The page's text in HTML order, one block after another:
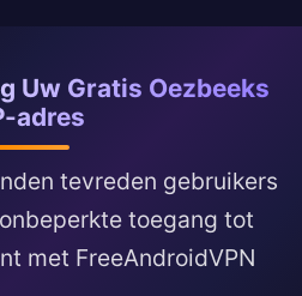
Uw Gratis Oezbeeks
adres
tevreden gebruikers
toegang tot
met FreeAndroidVPN